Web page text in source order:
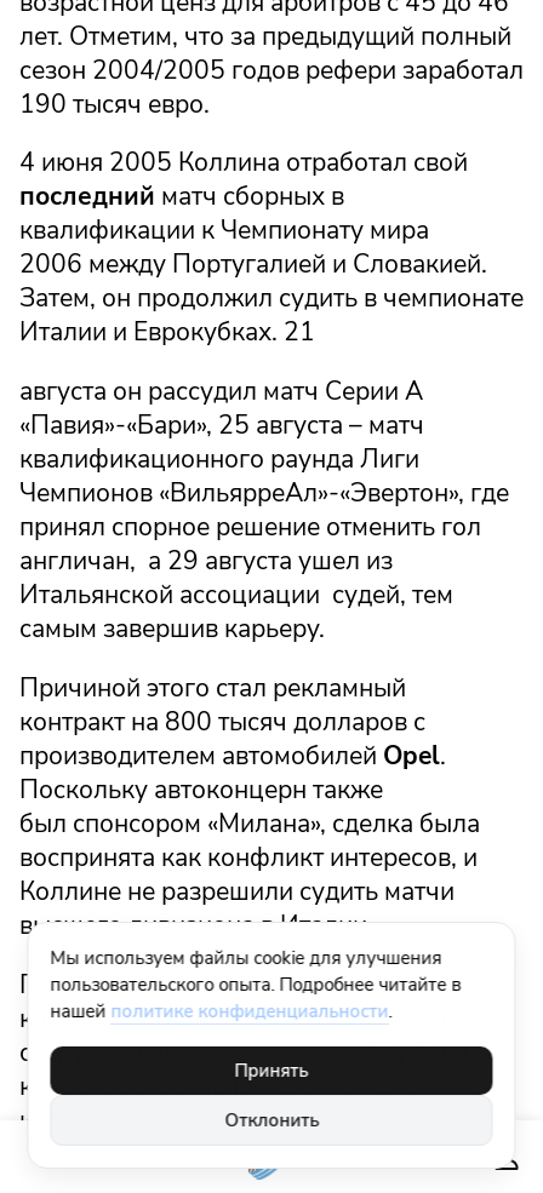
лет. Отметим, что за предыдущий полный
сезон 2004/2005 годов рефери заработал
190 тысяч евро.
4 июня 2005 Коллина отработал свой
последний матч сборных в
квалификации к Чемпионату мира
2006 между Португалией и Словакией.
Затем, он продолжил судить в чемпионате
Италии и Еврокубках. 21
августа он рассудил матч Серии А
«Павия»-«Бари», 25 августа – матч
квалификационного раунда Лиги
Чемпионов «ВильярреАл»-«Эвертон», где
принял спорное решение отменить гол
англичан, а 29 августа ушел из
Итальянской ассоциации судей, тем
самым завершив карьеру.
Причиной этого стал рекламный
контракт на 800 тысяч долларов с
производителем автомобилей Opel.
Поскольку автоконцерн также
был спонсором «Милана», сделка была
воспринята как конфликт интересов, и
Коллине не разрешили судить матчи
высшего дивизиона в Италии.
После завершения судейской
карьеры Пьерлуиджи некоторое время
сотрудничал с телеканалом«Sky Sport»
качестве спортивного репортера, а также
иногда судил благотворительные матчи.
В 2006 году в итальянском футболе
Мы используем файлы cookie для улучшения
пользовательского опыта. Подробнее читайте в
нашей политике конфиденциальности.
Принять
Отклонить